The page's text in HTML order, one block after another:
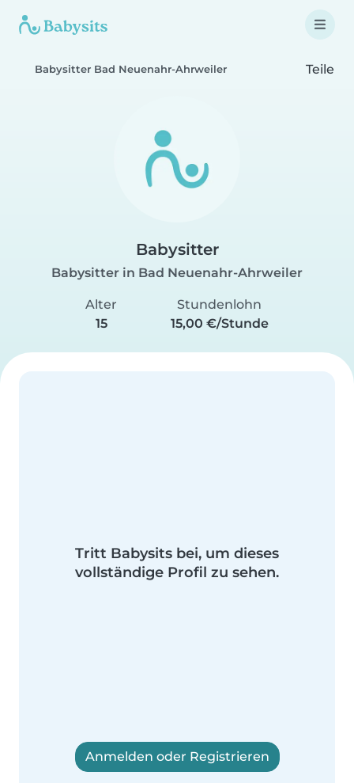
Babysitter Bad Neuenahr-Ahrweiler Teile
Babysitter
Babysitter in Bad Neuenahr-Ahrweiler
Alter
15
Stundenlohn
15,00 €/Stunde
Tritt Babysits bei, um dieses
vollständige Profil zu sehen.
Anmelden oder Registrieren